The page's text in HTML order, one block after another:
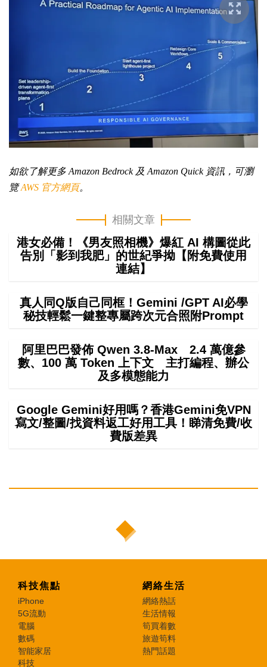
如欲了解更多 Amazon Bedrock 及 Amazon Quick 資訊，可瀏
覽AWS 官方網頁。
相關文章
港女必備！《男友照相機》爆紅 AI 構圖從此
告別「影到我肥」的世紀爭拗【附免費使用
連結】
真人同Q版自己同框！Gemini /GPT AI必學
秘技輕鬆一鍵整專屬跨次元合照附Prompt
阿里巴巴發佈 Qwen 3.8-Max 2.4 萬億參
數、100 萬 Token 上下文 主打編程、辦公
及多模態能力
Google Gemini好用嗎？香港Gemini免VPN
寫文/整圖/找資料返工好用工具！睇清免費/收
費版差異
科技焦點
iPhone
5G流動
電腦
數碼
智能家居
科技
網絡生活
網絡熱話
生活情報
筍買着數
旅遊筍料
熱門話題